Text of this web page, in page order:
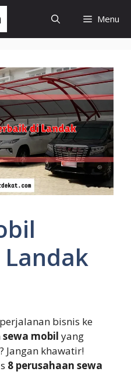
Menu
bisnis ke
sewa mobil yang
? Jangan khawatir!
8 perusahaan sewa